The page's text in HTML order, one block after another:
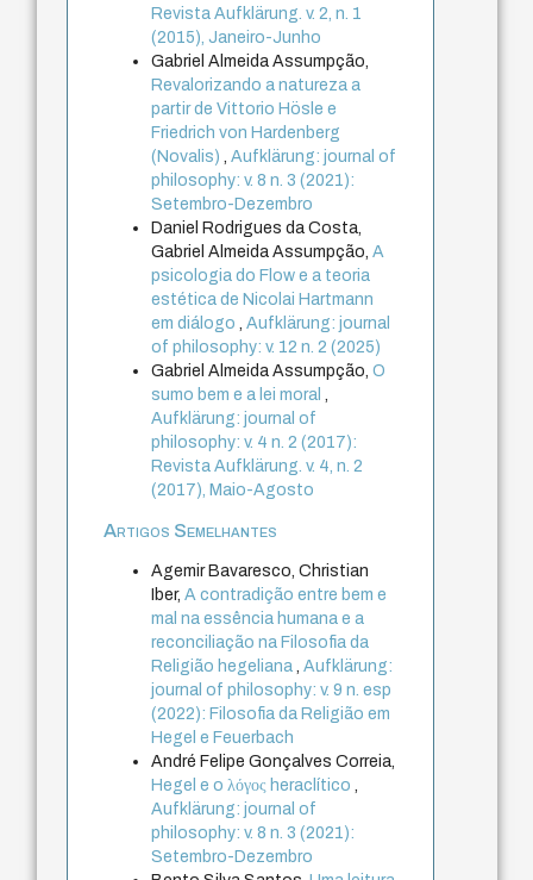
Revista Aufklärung. v. 2, n. 1
(2015), Janeiro-Junho
Gabriel Almeida Assumpção,
Revalorizando a natureza a
partir de Vittorio Hösle e
Friedrich von Hardenberg
(Novalis)
,Aufklärung: journal of
philosophy: v. 8 n. 3 (2021):
Setembro-Dezembro
Daniel Rodrigues da Costa,
Gabriel Almeida Assumpção,A
psicologia do Flow e a teoria
estética de Nicolai Hartmann
em diálogo
,Aufklärung: journal
of philosophy: v. 12 n. 2 (2025)
Gabriel Almeida Assumpção,O
sumo bem e a lei moral
Aufklärung: journal of
philosophy: v. 4 n. 2 (2017):
Revista Aufklärung. v. 4, n. 2
(2017), Maio-Agosto
Artigos Semelhantes
Agemir Bavaresco, Christian
Iber,A contradição entre bem e
mal na essência humana e a
reconciliação na Filosofia da
Religião hegeliana ,Aufklärung:
journal of philosophy: v. 9 n. esp
(2022): Filosofia da Religião em
Hegel e Feuerbach
André Felipe Gonçalves Correia,
Hegel e o λόγος heraclítico
Aufklärung: journal of
philosophy: v. 8 n. 3 (2021):
Setembro-Dezembro